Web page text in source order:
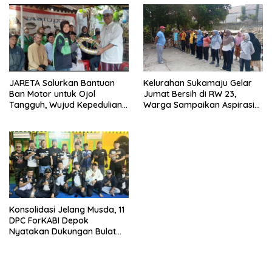
JARETA Salurkan Bantuan
Ban Motor untuk Ojol
Tangguh, Wujud Kepedulian
Kelurahan Sukamaju Gelar
Jumat Bersih di RW 23,
Warga Sampaikan Aspirasi
Konsolidasi Jelang Musda, 11
DPC ForKABI Depok
Nyatakan Dukungan Bulat